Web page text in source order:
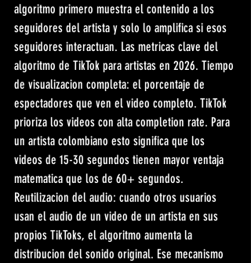
algoritmo primero muestra el contenido a los
seguidores del artista y solo lo amplifica si esos
seguidores interactuan. Las metricas clave del
algoritmo de TikTok para artistas en 2026. Tiempo
de visualizacion completa: el porcentaje de
espectadores que ven el video completo. TikTok
prioriza los videos con alta completion rate. Para
un artista colombiano esto significa que los
videos de 15-30 segundos tienen mayor ventaja
matematica que los de 60+ segundos.
Reutilizacion del audio: cuando otros usuarios
usan el audio de un video de un artista en sus
propios TikToks, el algoritmo aumenta la
distribucion del sonido original. Ese mecanismo